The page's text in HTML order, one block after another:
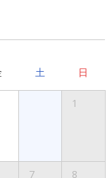
土 日
1
7 8